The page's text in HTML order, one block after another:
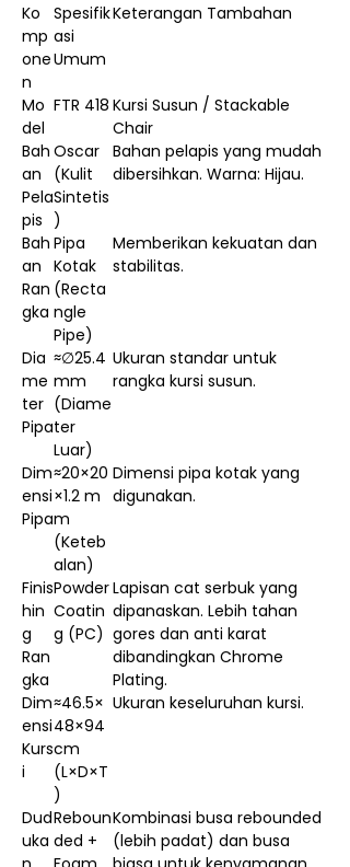
Ko
mp
one
n
Spesifik
asi
Umum
Keterangan Tambahan
Mo
del
FTR 418 Kursi Susun / Stackable
Chair
Bah
an
Pela
pis
Oscar
(Kulit
Sintetis
)
Bahan pelapis yang mudah
dibersihkan. Warna: Hijau.
Bah
an
Ran
gka
Pipa
Kotak
(Recta
ngle
Pipe)
Memberikan kekuatan dan
stabilitas.
Dia
me
ter
Pipa
≈∅25.4
mm
(Diame
ter
Luar)
Ukuran standar untuk
rangka kursi susun.
Dim
ensi
Pipa
≈20×20
×1.2 m
m
(Keteb
alan)
Dimensi pipa kotak yang
digunakan.
Finis
hin
g
Ran
gka
Powder
Coatin
g (PC)
Lapisan cat serbuk yang
dipanaskan. Lebih tahan
gores dan anti karat
dibandingkan Chrome
Plating.
Dim
ensi
Kurs
i
≈46.5×
48×94
cm
(L×D×T
)
Ukuran keseluruhan kursi.
Dud
uka
Reboun
ded +
Kombinasi busa rebounded
(lebih padat) dan busa